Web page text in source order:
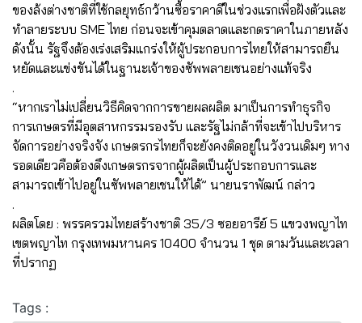
ของล้งต่างชาติที่ใช้กลยุทธ์กว้านซื้อราคาดีในช่วงแรกเพื่อฝังตัวและ
ทำลายระบบ SME ไทย ก่อนจะเข้าคุมตลาดและกดราคาในภายหลัง
ดังนั้น รัฐจึงต้องเร่งเสริมแกร่งให้ผู้ประกอบการไทยให้สามารถยืน
หยัดและแข่งขันได้ในฐานะเจ้าของซัพพลายเชนอย่างแท้จริง
.
“หากเราไม่เปลี่ยนวิธีคิดจากการขายผลผลิต มาเป็นการทำธุรกิจ
การเกษตรที่มีอุตสาหกรรมรองรับ และรัฐไม่กล้าที่จะเข้าไปบริหาร
จัดการอย่างจริงจัง เกษตรกรไทยก็จะยังคงติดอยู่ในวังวนเดิมๆ ทาง
รอดเดียวคือต้องดึงเกษตรกรจากผู้ผลิตเป็นผู้ประกอบการและ
สามารถเข้าไปอยู่ในซัพพลายเชนให้ได้” นายนราพัฒน์ กล่าว
.
ผลิตโดย : พรรครวมไทยสร้างชาติ 35/3 ซอยอารีย์ 5 แขวงพญาไท
เขตพญาไท กรุงเทพมหานคร 10400 จำนวน 1 ชุด ตามวันและเวลา
ที่ปรากฏ
Tags :